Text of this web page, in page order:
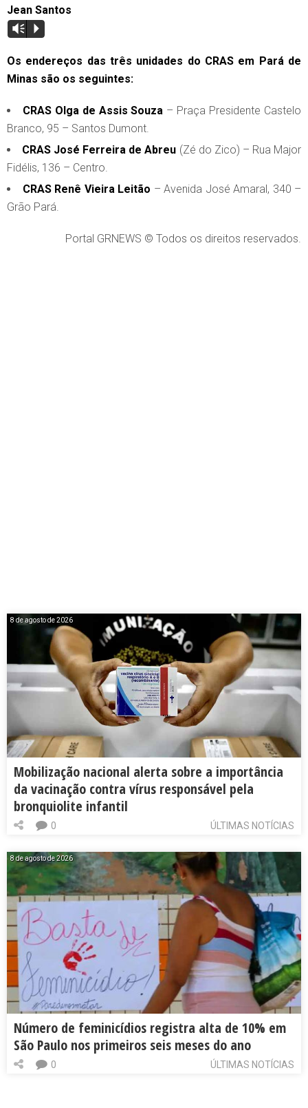
Jean Santos
Vm P
Os endereços das três unidades do CRAS em Pará de
Minas são os seguintes:
CRAS Olga de Assis Souza – Praça Presidente Castelo
Branco, 95 – Santos Dumont.
CRAS José Ferreira de Abreu (Zé do Zico) – Rua Major
Fidélis, 136 – Centro.
CRAS Renê Vieira Leitão – Avenida José Amaral, 340 –
Grão Pará.
Portal GRNEWS © Todos os direitos reservados.
8 de agosto de 2026
Mobilização nacional alerta sobre a importância
da vacinação contra vírus responsável pela
bronquiolite infantil
ÚLTIMAS NOTÍCIAS
0
8 de agosto de 2026
Número de feminicídios registra alta de 10% em
São Paulo nos primeiros seis meses do ano
ÚLTIMAS NOTÍCIAS
0